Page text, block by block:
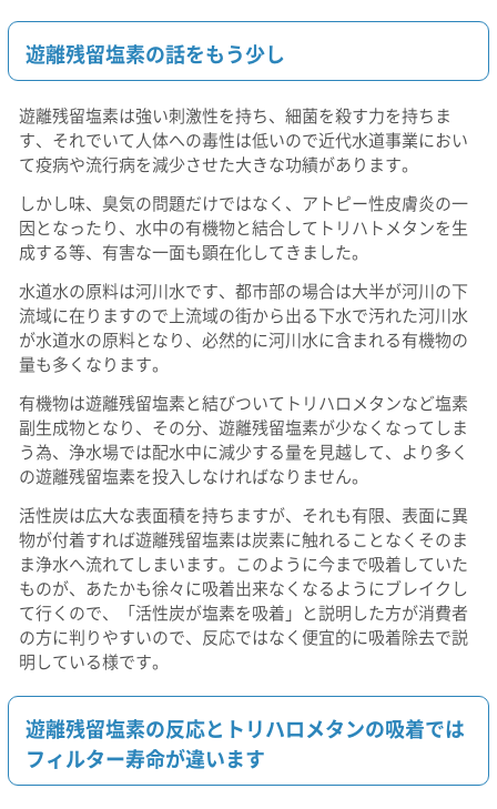
遊離残留塩素の話をもう少し
遊離残留塩素は強い刺激性を持ち、細菌を殺す力を持ちま
す、それでいて人体への毒性は低いので近代水道事業におい
て疫病や流行病を減少させた大きな功績があります。
しかし味、臭気の問題だけではなく、アトピー性皮膚炎の一
因となったり、水中の有機物と結合してトリハトメタンを生
成する等、有害な一面も顕在化してきました。
水道水の原料は河川水です、都市部の場合は大半が河川の下
流域に在りますので上流域の街から出る下水で汚れた河川水
が水道水の原料となり、必然的に河川水に含まれる有機物の
量も多くなります。
有機物は遊離残留塩素と結びついてトリハロメタンなど塩素
副生成物となり、その分、遊離残留塩素が少なくなってしま
う為、浄水場では配水中に減少する量を見越して、より多く
の遊離残留塩素を投入しなければなりません。
活性炭は広大な表面積を持ちますが、それも有限、表面に異
物が付着すれば遊離残留塩素は炭素に触れることなくそのま
ま浄水へ流れてしまいます。このように今まで吸着していた
ものが、あたかも徐々に吸着出来なくなるようにブレイクし
て行くので、「活性炭が塩素を吸着」と説明した方が消費者
の方に判りやすいので、反応ではなく便宜的に吸着除去で説
明している様です。
遊離残留塩素の反応とトリハロメタンの吸着では
フィルター寿命が違います